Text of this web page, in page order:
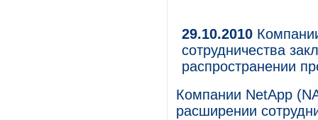
29.10.2010
сотрудничества
распространении
Компании NetApp
расширении